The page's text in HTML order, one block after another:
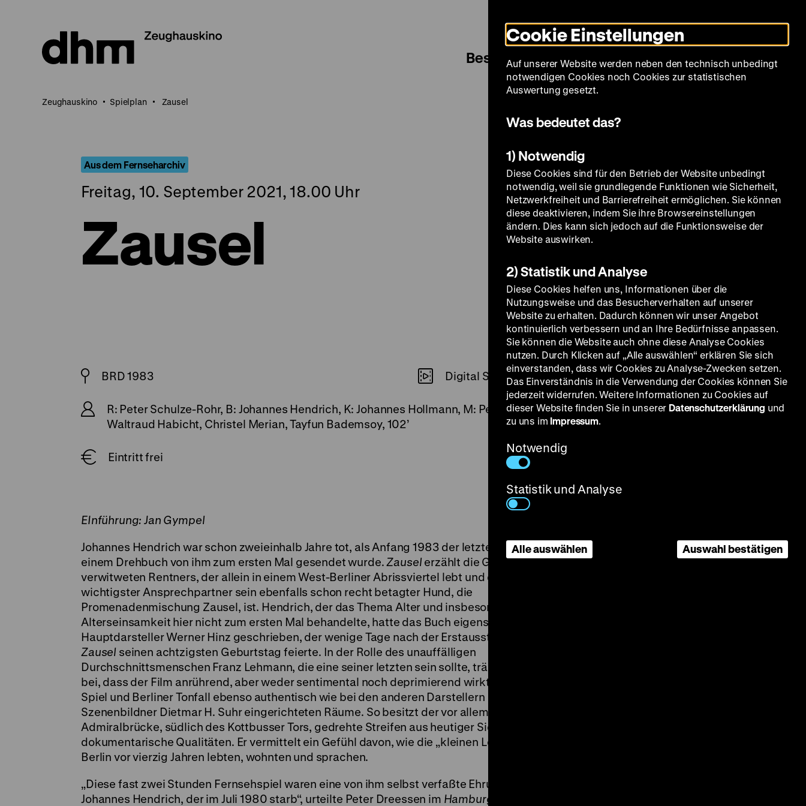
Seiteninhalt
springen
Modus
umschalten
Sprache
Besuch Spielplan Filmreihen Über uns
Zeughauskino Spielplan Zausel
Aus dem Fernseharchiv
Freitag, 10. September 2021, 18.00 Uhr
Zausel
BRD 1983 Digital SD
R: Peter Schulze-Rohr, B: Johannes Hendrich, K: Johannes Hollmann, M: Peter Zwetkoff, D: Werner Hinz, Walter Gross,
Waltraud Habicht, Christel Merian, Tayfun Bademsoy, 102’
Eintritt frei
EInführung: Jan Gympel
Johannes Hendrich war schon zweieinhalb Jahre tot, als Anfang 1983 der letzte Film nach
einem Drehbuch von ihm zum ersten Mal gesendet wurde.Zauselerzählt die Geschichte eines
verwitweten Rentners, der allein in einem West-Berliner Abrissviertel lebt und dessen
wichtigster Ansprechpartner sein ebenfalls schon recht betagter Hund, die
Promenadenmischung Zausel, ist. Hendrich, der das Thema Alter und insbesondere
Alterseinsamkeit hier nicht zum ersten Mal behandelte, hatte das Buch eigens für den
Hauptdarsteller Werner Hinz geschrieben, der wenige Tage nach der Erstausstrahlung von
Zausel seinen achtzigsten Geburtstag feierte. In der Rolle des unauffälligen
Durchschnittsmenschen Franz Lehmann, die eine seiner letzten sein sollte, trägt er viel dazu
bei, dass der Film anrührend, aber weder sentimental noch deprimierend wirkt. Bei Hinz sind
Spiel und Berliner Tonfall ebenso authentisch wie bei den anderen Darstellern oder die von dem
Szenenbildner Dietmar H. Suhr eingerichteten Räume. So besitzt der vor allem rund um die
Admiralbrücke, südlich des Kottbusser Tors, gedrehte Streifen aus heutiger Sicht
dokumentarische Qualitäten. Er vermittelt ein Gefühl davon, wie die „kleinen Leute“ in West-
Berlin vor vierzig Jahren lebten, wohnten und sprachen.
„Diese fast zwei Stunden Fernsehspiel waren eine von ihm selbst verfaßte Ehrung für den Autor
Johannes Hendrich, der im Juli 1980 starb“, urteilte Peter Dreessen im Hamburger Abendblatt
Cookie Einstellungen
Auf unserer Website werden neben den technisch unbedingt
notwendigen Cookies noch Cookies zur statistischen
Auswertung gesetzt.
Was bedeutet das?
1) Notwendig
Diese Cookies sind für den Betrieb der Website unbedingt
notwendig, weil sie grundlegende Funktionen wie Sicherheit,
Netzwerkfreiheit und Barrierefreiheit ermöglichen. Sie können
diese deaktivieren, indem Sie ihre Browsereinstellungen
ändern. Dies kann sich jedoch auf die Funktionsweise der
Website auswirken.
2) Statistik und Analyse
Diese Cookies helfen uns, Informationen über die
Nutzungsweise und das Besucherverhalten auf unserer
Website zu erhalten. Dadurch können wir unser Angebot
kontinuierlich verbessern und an Ihre Bedürfnisse anpassen.
Sie können die Website auch ohne diese Analyse Cookies
nutzen. Durch Klicken auf „Alle auswählen“ erklären Sie sich
einverstanden, dass wir Cookies zu Analyse-Zwecken setzen.
Das Einverständnis in die Verwendung der Cookies können Sie
jederzeit widerrufen. Weitere Informationen zu Cookies auf
dieser Website finden Sie in unserer Datenschutzerklärung und
zu uns im Impressum.
Notwendig
Statistik und Analyse
Alle auswählen Auswahl bestätigen